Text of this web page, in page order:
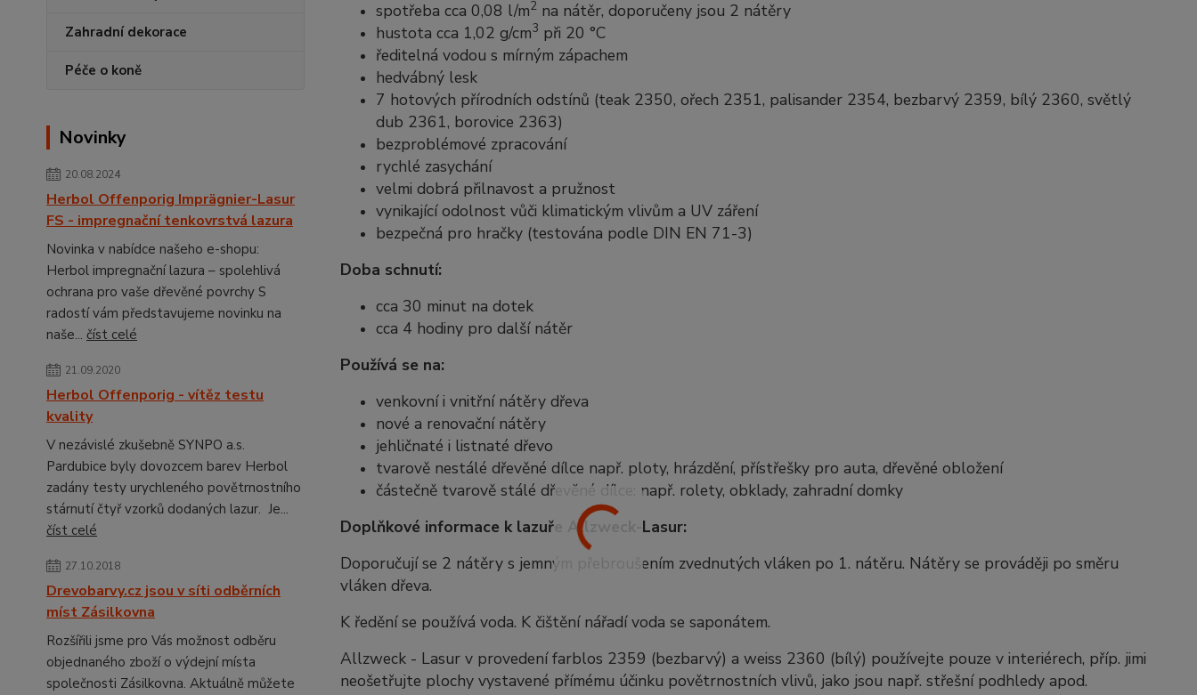
Zahradní dekorace
Péče o koně
Novinky
20.08.2024
Herbol Offenporig Imprägnier-Lasur
FS - impregnační tenkovrstvá lazura
Novinka v nabídce našeho e-shopu:
Herbol impregnační lazura – spolehlivá
ochrana pro vaše dřevěné povrchy S
radostí vám představujeme novinku na
naše... číst celé
21.09.2020
Herbol Offenporig - vítěz testu
kvality
V nezávislé zkušebně SYNPO a.s.
Pardubice byly dovozcem barev Herbol
zadány testy urychleného povětrnostního
stárnutí čtyř vzorků dodaných lazur. Je...
číst celé
27.10.2018
Drevobarvy.cz jsou v síti odběrních
míst Zásilkovna
Rozšířili jsme pro Vás možnost odběru
objednaného zboží o výdejní místa
společnosti Zásilkovna. Aktuálně můžete
spotřeba cca 0,08 l/m2na nátěr, doporučeny jsou 2 nátěry
hustota cca 1,02 g/cm3 při 20 °C
ředitelná vodou s mírným zápachem
hedvábný lesk
7 hotových přírodních odstínů (teak 2350, ořech 2351, palisander 2354, bezbarvý 2359, bílý 2360, světlý
dub 2361, borovice 2363)
bezproblémové zpracování
rychlé zasychání
velmi dobrá přilnavost a pružnost
vynikající odolnost vůči klimatickým vlivům a UV záření
bezpečná pro hračky (testována podle DIN EN 71-3)
Doba schnutí:
cca 30 minut na dotek
cca 4 hodiny pro další nátěr
Používá se na:
venkovní i vnitřní nátěry dřeva
nové a renovační nátěry
jehličnaté i listnaté dřevo
tvarově nestálé dřevěné dílce např. ploty, hrázdění, přístřešky pro auta, dřevěné obložení
částečně tvarově stálé dřevěné dílce: např. rolety, obklady, zahradní domky
Doplňkové informace k lazuře Allzweck-Lasur:
Doporučují se 2 nátěry s jemným přebroušením zvednutých vláken po 1. nátěru. Nátěry se prováději po směru
vláken dřeva.
K ředění se používá voda. K čištění nářadí voda se saponátem.
Allzweck - Lasur v provedení farblos 2359 (bezbarvý) a weiss 2360 (bílý) používejte pouze v interiérech, příp. jimi
neošetřujte plochy vystavené přímému účinku povětrnostních vlivů, jako jsou např. střešní podhledy apod.